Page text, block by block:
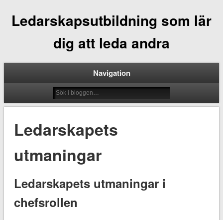
Ledarskapsutbildning som lär
dig att leda andra
Navigation
Ledarskapets
utmaningar
Ledarskapets utmaningar i
chefsrollen